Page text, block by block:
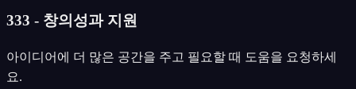
333 - 창의성과 지원
아이디어에 더 많은 공간을 주고 필요할 때 도움을 요청하세
요.